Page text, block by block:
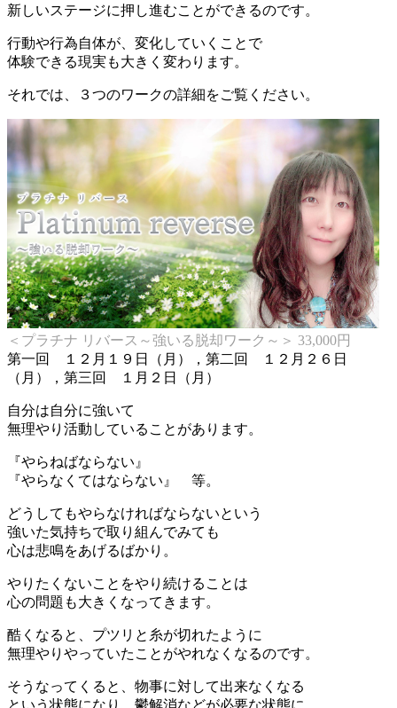
新しいステージに押し進むことができるのです。
行動や行為自体が、変化していくことで
体験できる現実も大きく変わります。
それでは、３つのワークの詳細をご覧ください。
＜プラチナ リバース～強いる脱却ワーク～＞ 33,000円
第一回 １２月１９日（月），第二回 １２月２６日
（月），第三回 １月２日（月）
自分は自分に強いて
無理やり活動していることがあります。
『やらねばならない』
『やらなくてはならない』 等。
どうしてもやらなければならないという
強いた気持ちで取り組んでみても
心は悲鳴をあげるばかり。
やりたくないことをやり続けることは
心の問題も大きくなってきます。
酷くなると、プツリと糸が切れたように
無理やりやっていたことがやれなくなるのです。
そうなってくると、物事に対して出来なくなる
という状態になり、鬱解消などが必要な状態に